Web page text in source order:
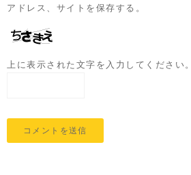
アドレス、サイトを保存する。
上に表示された文字を入力してください。